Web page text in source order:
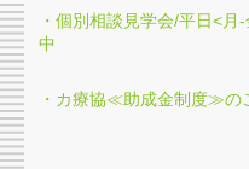
クニック受講生募集
中